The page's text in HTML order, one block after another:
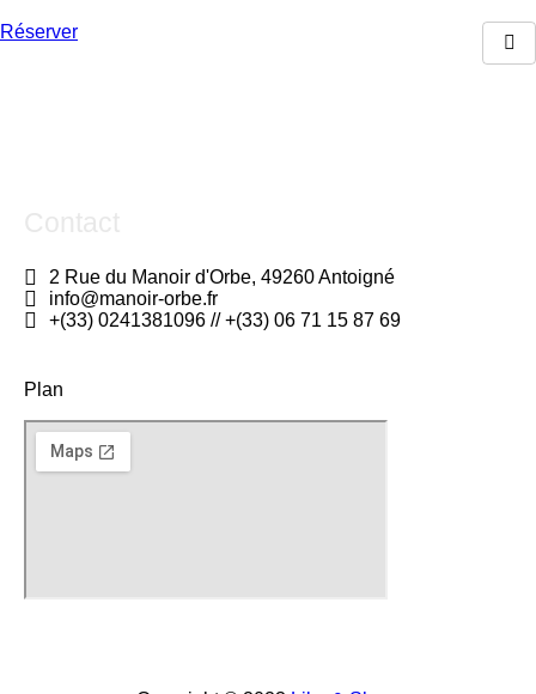
au
Réserver
2 Rue du Manoir d'Orbe, 49260 Antoigné
info@manoir-orbe.fr
+(33) 0241381096 // +(33) 06 71 15 87 69
Plan